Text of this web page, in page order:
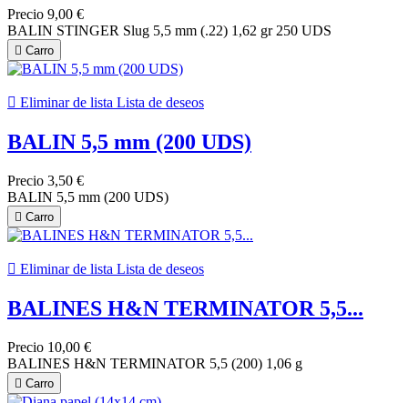
Precio 9,00 €
BALIN STINGER Slug 5,5 mm (.22) 1,62 gr 250 UDS
 Carro
 Eliminar de lista Lista de deseos
BALIN 5,5 mm (200 UDS)
Precio 3,50 €
BALIN 5,5 mm (200 UDS)
 Carro
 Eliminar de lista Lista de deseos
BALINES H&N TERMINATOR 5,5...
Precio 10,00 €
BALINES H&N TERMINATOR 5,5 (200) 1,06 g
 Carro